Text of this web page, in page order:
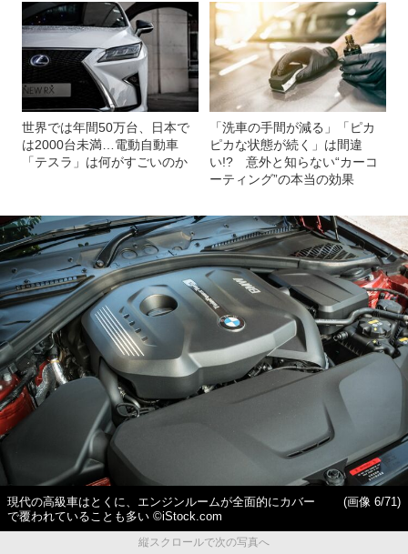
世界では年間50万台、日本で
は2000台未満…電動自動車
「テスラ」は何がすごいのか
「洗車の手間が減る」「ピカ
ピカな状態が続く」は間違
い!? 意外と知らない“カーコ
ーティング”の本当の効果
現代の高級車はとくに、エンジンルームが全面的にカバー
で覆われていることも多い ©iStock.com
(画像 6/71)
縦スクロールで次の写真へ